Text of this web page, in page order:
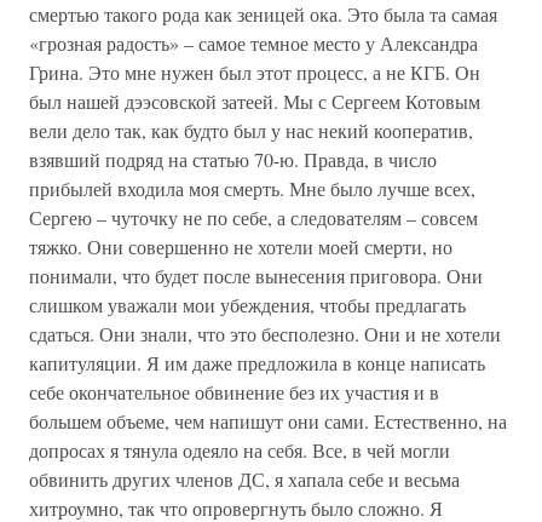
смертью такого рода как зеницей ока. Это была та самая
«грозная радость» – самое темное место у Александра
Грина. Это мне нужен был этот процесс, а не КГБ. Он
был нашей дээсовской затеей. Мы с Сергеем Котовым
вели дело так, как будто был у нас некий кооператив,
взявший подряд на статью 70-ю. Правда, в число
прибылей входила моя смерть. Мне было лучше всех,
Сергею – чуточку не по себе, а следователям – совсем
тяжко. Они совершенно не хотели моей смерти, но
понимали, что будет после вынесения приговора. Они
слишком уважали мои убеждения, чтобы предлагать
сдаться. Они знали, что это бесполезно. Они и не хотели
капитуляции. Я им даже предложила в конце написать
себе окончательное обвинение без их участия и в
большем объеме, чем напишут они сами. Естественно, на
допросах я тянула одеяло на себя. Все, в чей могли
обвинить других членов ДС, я хапала себе и весьма
хитроумно, так что опровергнуть было сложно. Я